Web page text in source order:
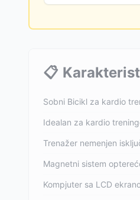
📋
Sobni Bicikl za kardio
Idealan za kardio
Trenažer nemenjen
Magnetni sistem
Kompjuter sa LCD